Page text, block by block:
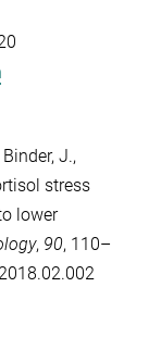
Binder, J.,
stress
lower
, 90, 110–